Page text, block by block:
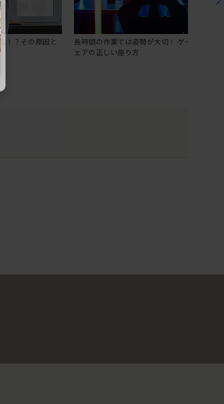
！？その原因と
長時間の作業では姿勢が大切！ ゲーミングチ
ェアの正しい座り方